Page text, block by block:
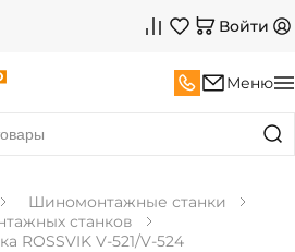
Войти
Меню
Шиномонтажные станки
станков
ROSSVIK V-521/V-524